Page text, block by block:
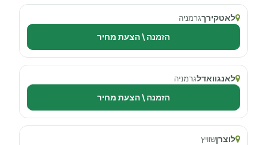
לאטקירךגרמניה
הזמנה \ הצעת מחיר
לאנגוואדלגרמניה
הזמנה \ הצעת מחיר
לוצרןשוויץ